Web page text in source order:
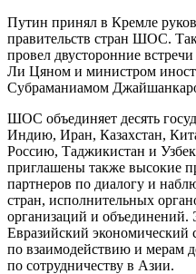
Путин принял в Кремле
правительств стран ШОС.
провел двусторонние
Ли Цяном и министром
Субраманиамом
ШОС объединяет десять
Индию, Иран, Казахстан,
Россию, Таджикистан и
приглашены также высокие
партнеров по диалогу и
стран, исполнительных
организаций и
Евразийский
по взаимодействию и мерам
по сотрудничеству в Азии.